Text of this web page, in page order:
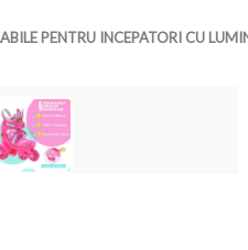
PENTRU INCEPATORI CU